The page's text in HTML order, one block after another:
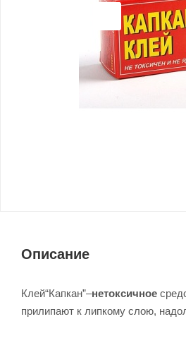
Описание
Клей“Капкан”–нетоксичное
прилипают к липкому слою,